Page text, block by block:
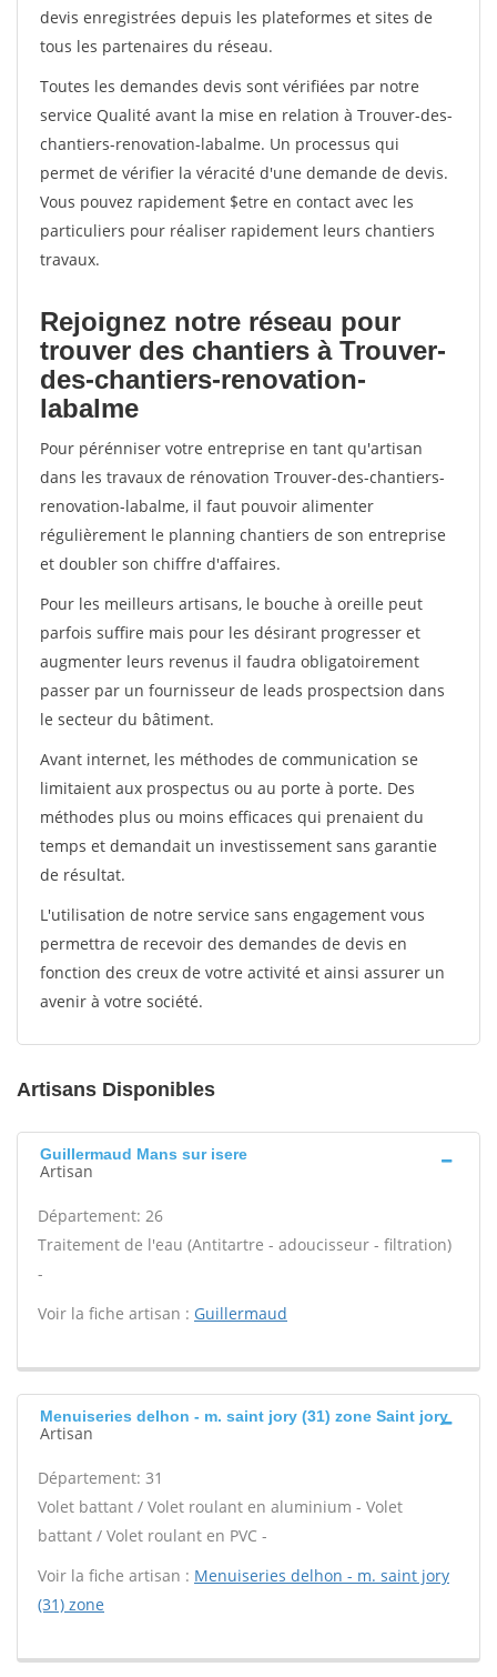
devis enregistrées depuis les plateformes et sites de
tous les partenaires du réseau.
Toutes les demandes devis sont vérifiées par notre
service Qualité avant la mise en relation à Trouver-des-
chantiers-renovation-labalme. Un processus qui
permet de vérifier la véracité d'une demande de devis.
Vous pouvez rapidement $etre en contact avec les
particuliers pour réaliser rapidement leurs chantiers
travaux.
Rejoignez notre réseau pour
trouver des chantiers à Trouver-
des-chantiers-renovation-
labalme
Pour pérénniser votre entreprise en tant qu'artisan
dans les travaux de rénovation Trouver-des-chantiers-
renovation-labalme, il faut pouvoir alimenter
régulièrement le planning chantiers de son entreprise
et doubler son chiffre d'affaires.
Pour les meilleurs artisans, le bouche à oreille peut
parfois suffire mais pour les désirant progresser et
augmenter leurs revenus il faudra obligatoirement
passer par un fournisseur de leads prospectsion dans
le secteur du bâtiment.
Avant internet, les méthodes de communication se
limitaient aux prospectus ou au porte à porte. Des
méthodes plus ou moins efficaces qui prenaient du
temps et demandait un investissement sans garantie
de résultat.
L'utilisation de notre service sans engagement vous
permettra de recevoir des demandes de devis en
fonction des creux de votre activité et ainsi assurer un
avenir à votre société.
Artisans Disponibles
Guillermaud Mans sur isere
Artisan
Département: 26
Traitement de l'eau (Antitartre - adoucisseur - filtration)
-
Voir la fiche artisan : Guillermaud
Menuiseries delhon - m. saint jory (31) zone Saint jory
Artisan
Département: 31
Volet battant / Volet roulant en aluminium - Volet
battant / Volet roulant en PVC -
Voir la fiche artisan : Menuiseries delhon - m. saint jory
(31) zone